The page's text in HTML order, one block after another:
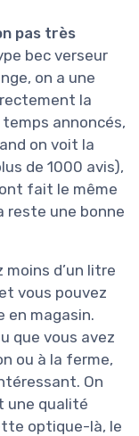
pas très
bec verseur
on a une
la
annoncés,
on voit la
de 1000 avis),
fait le même
reste une bonne
d’un litre
vous pouvez
en magasin.
que vous avez
ou à la ferme,
On
une qualité
optique-là, le